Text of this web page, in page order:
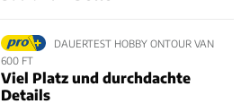
DAUERTEST HOBBY ONTOUR VAN
600 FT
Viel Platz und durchdachte
Details